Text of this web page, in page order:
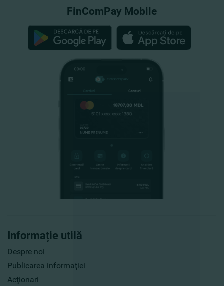
Informație utilă
Despre noi
Publicarea informaţiei
Acţionari
FinComPay Mobile